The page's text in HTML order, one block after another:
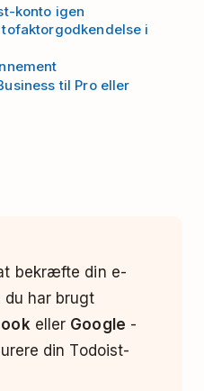
konto igen
i
til Pro eller
bekræfte din e-
du har brugt
eller Google -
din Todoist-